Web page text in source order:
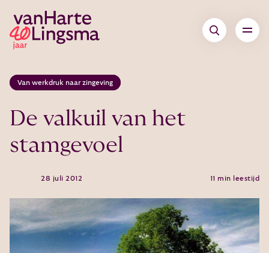
Van werkdruk naar zingeving
De valkuil van het
stamgevoel
28 juli 2012 11 min leestijd